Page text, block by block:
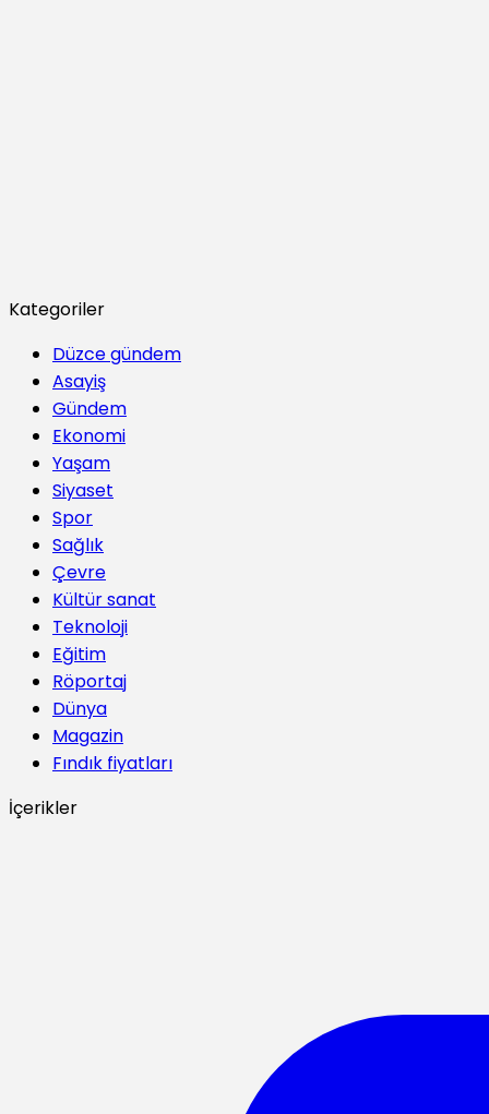
Kategoriler
Düzce gündem
Asayiş
Gündem
Ekonomi
Yaşam
Siyaset
Spor
Sağlık
Çevre
Kültür sanat
Teknoloji
Eğitim
Röportaj
Dünya
Magazin
Fındık fiyatları
İçerikler